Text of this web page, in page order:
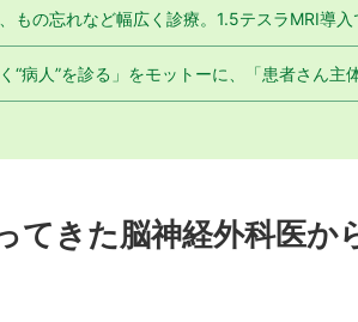
もの忘れなど幅広く診療。1.5テスラMRI導
く“病人”を診る」をモットーに、「患者さん主
てきた脳神経外科医か